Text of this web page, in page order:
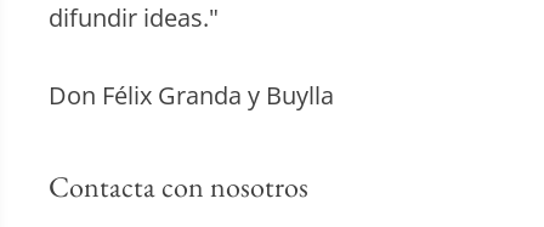
difundir ideas."
Don Félix Granda y Buylla
Contacta con nosotros